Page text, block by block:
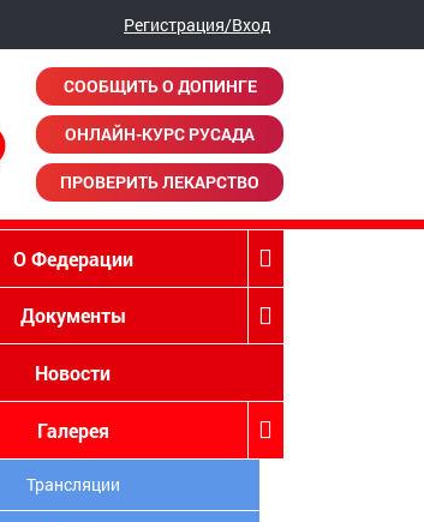
Регистрация/Вход
СООБЩИТЬ О ДОПИНГЕ
ОНЛАЙН-КУРС РУСАДА
ПРОВЕРИТЬ ЛЕКАРСТВО
О Федерации
Документы
Новости
Галерея
Трансляции